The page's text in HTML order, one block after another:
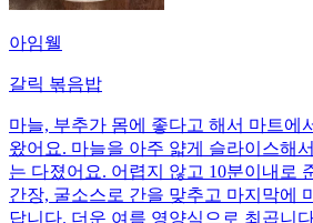
아임웰
갈릭 볶음밥
마늘, 부추가 몸에 좋다고 해서 마트에
왔어요. 마늘을 아주 얇게 슬라이스해
는 다졌어요. 어렵지 않고 10분이내로
간장, 굴소스로 간을 맞추고 마지막에
답니다. 더운 여름 영양식으로 최곱니